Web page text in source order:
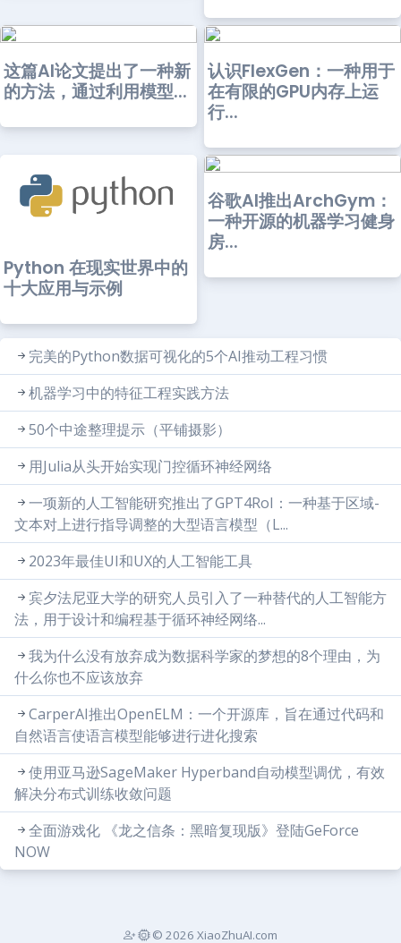
这篇AI论文提出了一种新
的方法，通过利用模型...
认识FlexGen：一种用于
在有限的GPU内存上运
行...
Python 在现实世界中的
十大应用与示例
谷歌AI推出ArchGym：
一种开源的机器学习健身
房...
完美的Python数据可视化的5个AI推动工程习惯
机器学习中的特征工程实践方法
50个中途整理提示（平铺摄影）
用Julia从头开始实现门控循环神经网络
一项新的人工智能研究推出了GPT4RoI：一种基于区域-
文本对上进行指导调整的大型语言模型（L...
2023年最佳UI和UX的人工智能工具
宾夕法尼亚大学的研究人员引入了一种替代的人工智能方
法，用于设计和编程基于循环神经网络...
我为什么没有放弃成为数据科学家的梦想的8个理由，为
什么你也不应该放弃
CarperAI推出OpenELM：一个开源库，旨在通过代码和
自然语言使语言模型能够进行进化搜索
使用亚马逊SageMaker Hyperband自动模型调优，有效
解决分布式训练收敛问题
全面游戏化 《龙之信条：黑暗复现版》登陆GeForce
NOW
© 2026 XiaoZhuAI.com